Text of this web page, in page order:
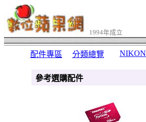
1994年成立
配件專區 分類總覽 NIKON
參考選購配件